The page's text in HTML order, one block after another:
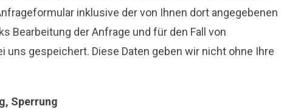
inklusive der von Ihnen dort angegebenen
Bearbeitung der Anfrage und für den Fall von
uns gespeichert. Diese Daten geben wir nicht ohne Ihre
Sperrung